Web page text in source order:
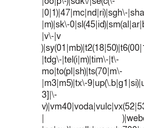
|0|1)|47|mc|nd|ri)|sgh\-
|m)|sk\-
|v\-|v
|tdg\-|tel(i|m)|tim\-|t\-
mo|to(pl|sh)|ts(70|m\-
|m3|m5)|tx\-
3]|\-
|